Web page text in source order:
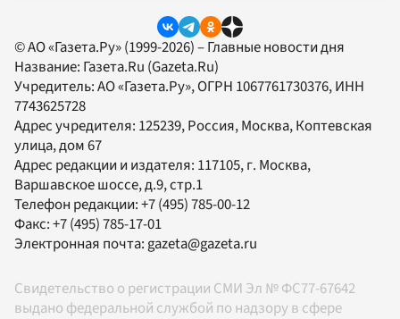
© АО «Газета.Ру» (1999-2026) – Главные новости дня
Название: Газета.Ru (Gazeta.Ru)
Учредитель:АО «Газета.Ру», ОГРН 1067761730376, ИНН
7743625728
Адрес учредителя: 125239, Россия, Москва, Коптевская
улица, дом 67
Адрес редакции и издателя: 117105, г. Москва,
Варшавское шоссе, д.9, стр.1
Телефон редакции:+7 (495) 785-00-12
Факс:+7 (495) 785-17-01
Электронная почта: gazeta@gazeta.ru
Свидетельство о регистрации СМИ Эл № ФС77-67642
выдано федеральной службой по надзору в сфере